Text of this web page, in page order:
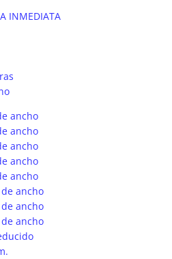
INMEDIATA
ancho
ancho
ancho
ancho
ancho
ancho
ancho
ancho